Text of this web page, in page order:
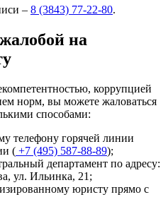
– 8 (3843) 77-22-80.
на
коррупцией
норм, вы можете жаловаться
способами:
телефону горячей линии
( +7 (495) 587-88-89);
департамент по адресу:
ул. Ильинка, 21 ;
юристу прямо с